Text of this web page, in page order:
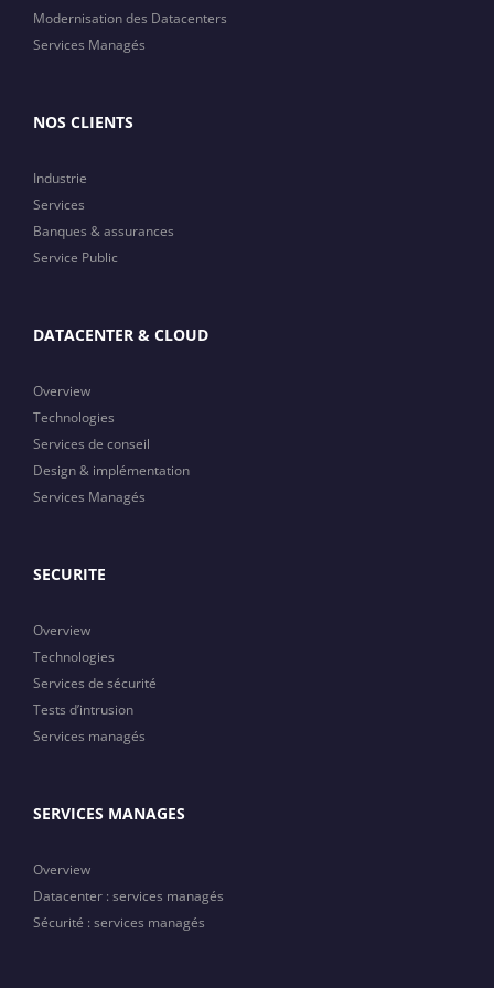
Modernisation des Datacenters
Services Managés
NOS CLIENTS
Industrie
Services
Banques & assurances
Service Public
DATACENTER & CLOUD
Overview
Technologies
Services de conseil
Design & implémentation
Services Managés
SECURITE
Overview
Technologies
Services de sécurité
Tests d’intrusion
Services managés
SERVICES MANAGES
Overview
Datacenter : services managés
Sécurité : services managés